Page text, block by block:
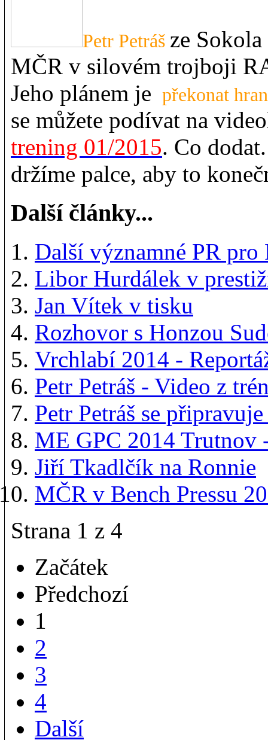
Petr Petráš ze
MČR v silovém trojboji
Jeho plánem je překonat
se můžete podívat na
trening 01/2015. Co
držíme palce, aby to
Další články...
Další významné PR pro
Libor Hurdálek v
Jan Vítek v tisku
Rozhovor s Honzou
Vrchlabí 2014 -
Petr Petráš - Video z
Petr Petráš se
ME GPC 2014 Trutnov
Jiří Tkadlčík na Ronnie
MČR v Bench Pressu
Strana 1 z 4
Začátek
Předchozí
1
2
3
4
Další